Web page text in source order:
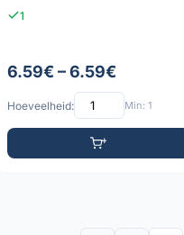
1
6.59€ – 6.59€
Hoeveelheid: Min: 1